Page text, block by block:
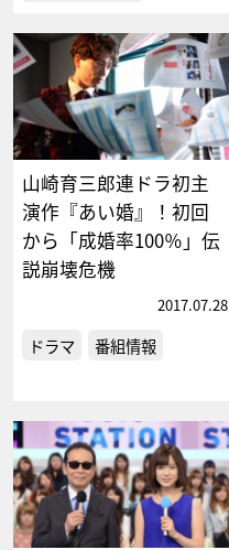
山崎育三郎連ドラ初主
演作『あい婚』！初回
から「成婚率100％」伝
説崩壊危機
2017.07.28
ドラマ 番組情報